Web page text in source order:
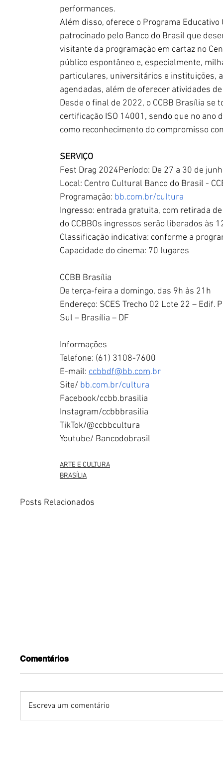
performances.
Além disso, oferece o Programa
patrocinado pelo Banco do Brasil que
visitante da programação em cartaz no
público espontâneo e, especialmente,
particulares, universitários e instituições,
agendadas, além de oferecer atividades
Desde o final de 2022, o CCBB Brasília
certificação ISO 14001, sendo que no
como reconhecimento do compromisso
SERVIÇO
Fest Drag 2024Período: De 27 a 30 de
Local: Centro Cultural Banco do Brasil -
Programação: bb.com.br/cultura
Ingresso: entrada gratuita, com retirada
do CCBBOs ingressos serão liberados às
Classificação indicativa: conforme a
Capacidade do cinema: 70 lugares
CCBB Brasília
De terça-feira a domingo, das 9h às 21h
Endereço: SCES Trecho 02 Lote 22 –
Sul – Brasília – DF
Informações
Telefone: (61) 3108-7600
E-mail: ccbbdf@bb.com.br
Site/ bb.com.br/cultura
Facebook/ccbb.brasilia
Instagram/ccbbbrasilia
TikTok/@ccbbcultura
Youtube/ Bancodobrasil
ARTE E CULTURA
BRASÍLIA
Posts Relacionados
Comentários
Escreva um comentário